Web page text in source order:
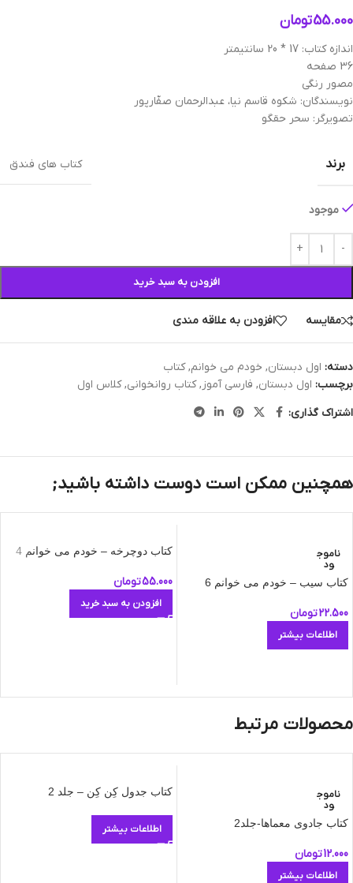
55.000تومان
اندازه کتاب: 17 * 20 سانتیمتر
36 صفحه
مصور رنگی
نویسندگان: شکوه قاسم نیا، عبدالرحمان صفّارپور
تصویرگر: سحر حقگو
برند کتاب های فندق
موجود
افزودن به سبد خرید
مقایسه افزودن به علاقه مندی
دسته: اول دبستان, خودم می خوانم, کتاب
برچسب: اول دبستان, فارسی آموز, کتاب روانخوانی, کلاس اول
اشتراک گذاری:
همچنین ممکن است دوست داشته باشید;
ناموج
ود
کتاب سیب – خودم می‌ خوانم 6
22.500تومان
اطلاعات بیشتر
کتاب دوچرخه – خودم می‌ خوانم 4
55.000تومان
افزودن به سبد خرید
محصولات مرتبط
ناموج
ود
کتاب جادوی معماها-جلد2
12.000تومان
اطلاعات بیشتر
کتاب جدول کِن کِن – جلد 2
اطلاعات بیشتر